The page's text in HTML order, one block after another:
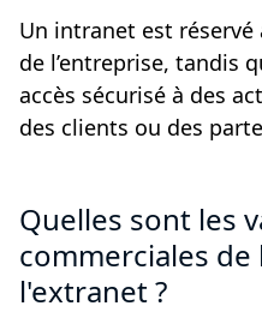
Un intranet est
de l’entreprise, tandis
accès sécurisé à des
des clients ou des
Quelles sont les
commerciales
l'extranet ?